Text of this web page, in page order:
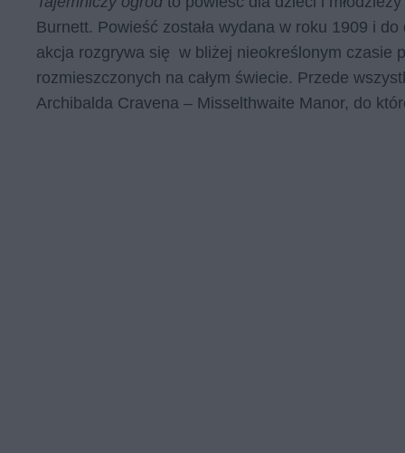
Burnett. Powieść została wydana w roku 1909 i
akcja rozgrywa się w bliżej nieokreślonym czasie
rozmieszczonych na całym świecie. Przede
Archibalda Cravena – Misselthwaite Manor, do